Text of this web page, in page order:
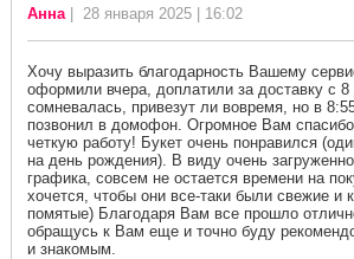
Анна| 28 января 2025 | 16:02
Хочу выразить благодарность Вашему
оформили вчера, доплатили за доставку с
сомневалась, привезут ли вовремя, но в
позвонил в домофон. Огромное Вам
четкую работу! Букет очень понравился
на день рождения). В виду очень
графика, совсем не остается времени на
хочется, чтобы они все-таки были свежие и
помятые) Благодаря Вам все прошло
обращусь к Вам еще и точно буду
и знакомым.